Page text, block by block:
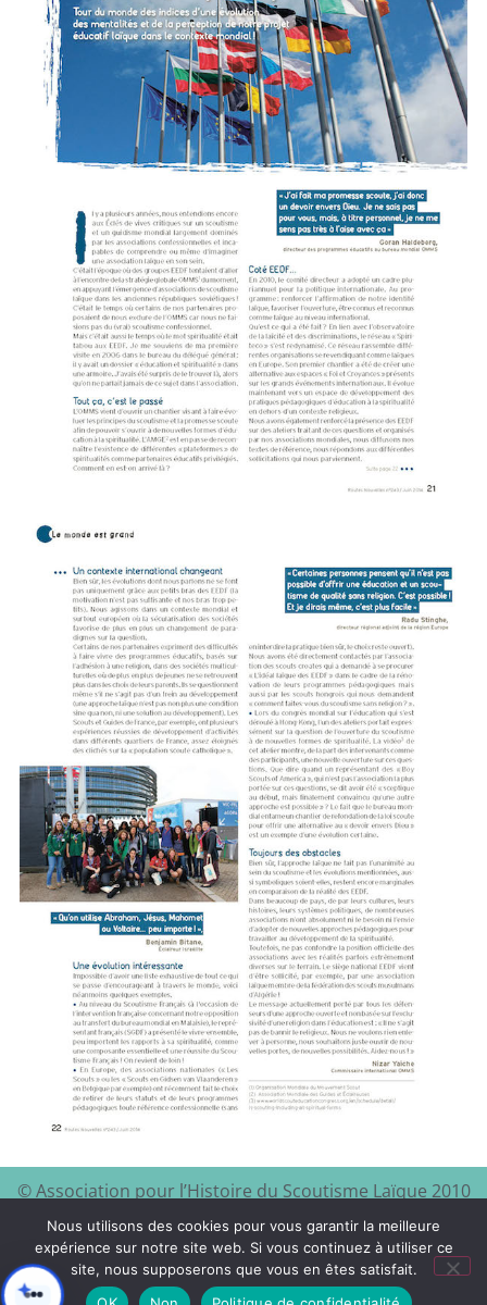
© Association pour l’Histoire du Scoutisme Laïque 2010
– 2024 – Site à visiter :EEDF–Mentions légales et
politique de confidentialité
Création du site :Xyloon
Nous utilisons des cookies pour vous garantir la meilleure
expérience sur notre site web. Si vous continuez à utiliser ce
site, nous supposerons que vous en êtes satisfait.